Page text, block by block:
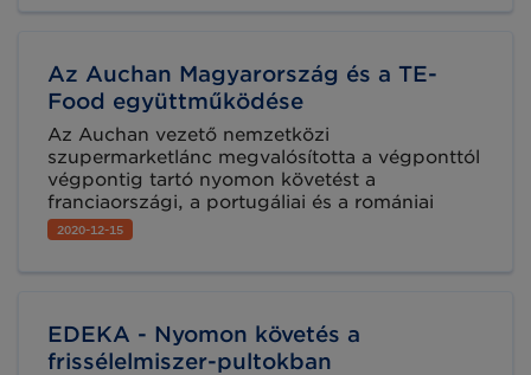
nemzeti döntéshozókat, akik engedélyezik
ezeket a termékeket az európai piacon.
Az Auchan Magyarország és a TE-
Food együttműködése
Az Auchan vezető nemzetközi
szupermarketlánc megvalósította a végponttól
végpontig tartó nyomon követést a
franciaországi, a portugáliai és a romániai
telephelyein. Ezeket a bevezetéseket követően
Magyarország a következő célpont, ahol be
2020-12-15
EDEKA - Nyomon követés a
frissélelmiszer-pultokban